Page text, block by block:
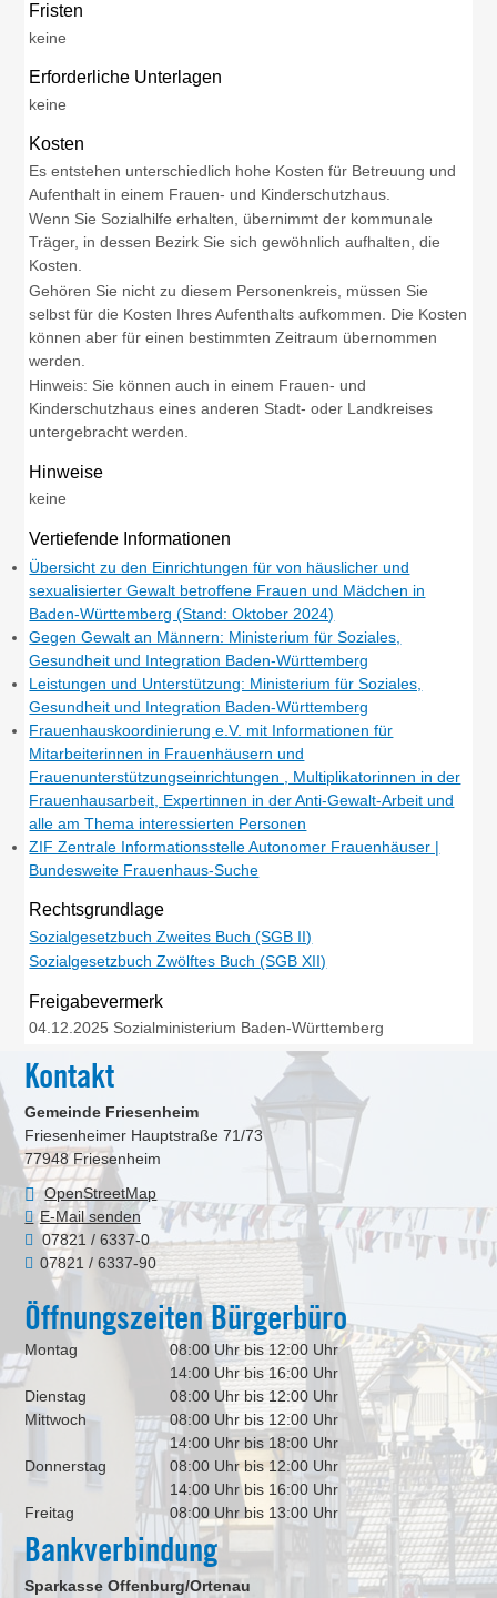
Fristen
keine
Erforderliche Unterlagen
keine
Kosten
Es entstehen unterschiedlich hohe Kosten für Betreuung und
Aufenthalt in einem Frauen- und Kinderschutzhaus.
Wenn Sie Sozialhilfe erhalten, übernimmt der kommunale
Träger, in dessen Bezirk Sie sich gewöhnlich aufhalten, die
Kosten.
Gehören Sie nicht zu diesem Personenkreis, müssen Sie
selbst für die Kosten Ihres Aufenthalts aufkommen. Die Kosten
können aber für einen bestimmten Zeitraum übernommen
werden.
Hinweis: Sie können auch in einem Frauen- und
Kinderschutzhaus eines anderen Stadt- oder Landkreises
untergebracht werden.
Hinweise
keine
Vertiefende Informationen
Übersicht zu den Einrichtungen für von häuslicher und
sexualisierter Gewalt betroffene Frauen und Mädchen in
Baden-Württemberg (Stand: Oktober 2024)
Gegen Gewalt an Männern: Ministerium für Soziales,
Gesundheit und Integration Baden-Württemberg
Leistungen und Unterstützung: Ministerium für Soziales,
Gesundheit und Integration Baden-Württemberg
Frauenhauskoordinierung e.V. mit Informationen für
Mitarbeiterinnen in Frauenhäusern und
Frauenunterstützungseinrichtungen , Multiplikatorinnen in der
Frauenhausarbeit, Expertinnen in der Anti-Gewalt-Arbeit und
alle am Thema interessierten Personen
ZIF Zentrale Informationsstelle Autonomer Frauenhäuser |
Bundesweite Frauenhaus-Suche
Rechtsgrundlage
Sozialgesetzbuch Zweites Buch (SGB II)
Sozialgesetzbuch Zwölftes Buch (SGB XII)
Freigabevermerk
04.12.2025 Sozialministerium Baden-Württemberg
Kontakt
Gemeinde Friesenheim
Friesenheimer Hauptstraße 71/73
77948 Friesenheim
OpenStreetMap
E-Mail senden
07821 / 6337-0
07821 / 6337-90
Öffnungszeiten Bürgerbüro
Montag
08:00 Uhr bis 12:00 Uhr
14:00 Uhr bis 16:00 Uhr
Dienstag
08:00 Uhr bis 12:00 Uhr
Mittwoch
08:00 Uhr bis 12:00 Uhr
14:00 Uhr bis 18:00 Uhr
Donnerstag
08:00 Uhr bis 12:00 Uhr
14:00 Uhr bis 16:00 Uhr
Freitag
08:00 Uhr bis 13:00 Uhr
Bankverbindung
Sparkasse Offenburg/Ortenau